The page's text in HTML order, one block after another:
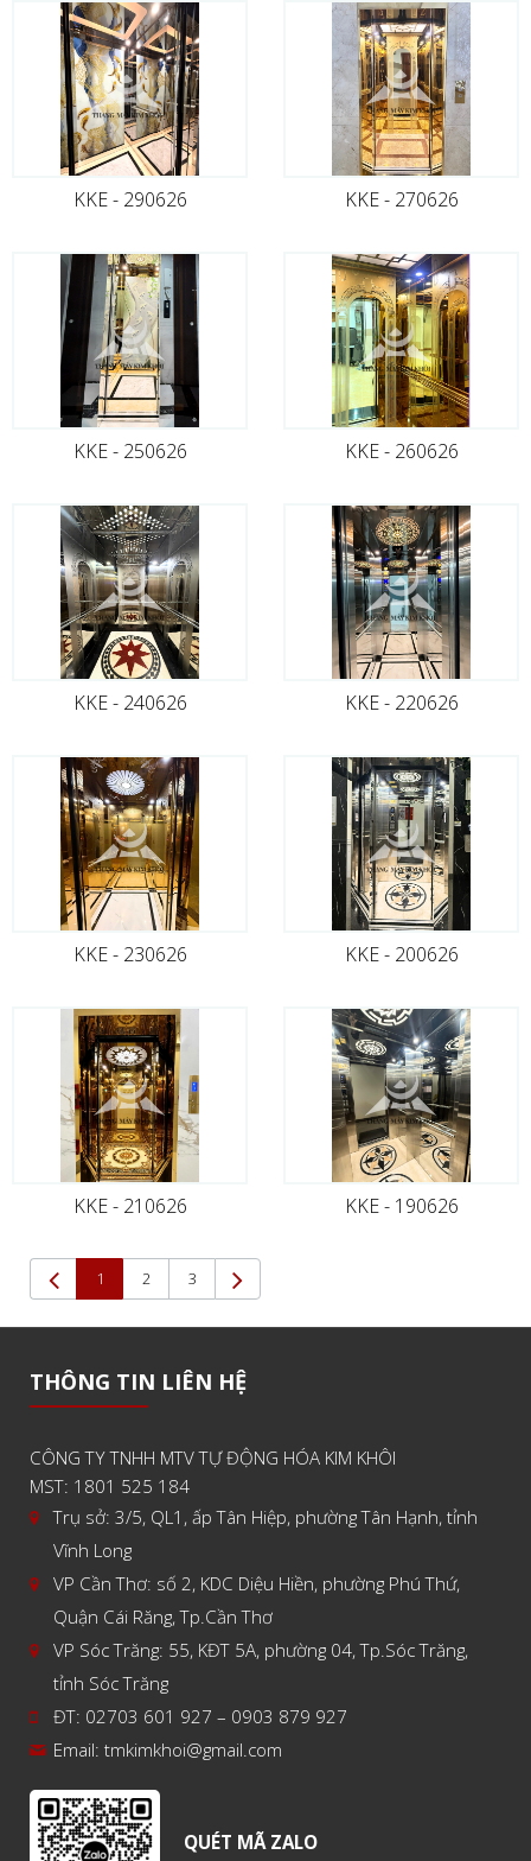
KKE - 290626 KKE - 270626
KKE - 250626 KKE - 260626
KKE - 240626 KKE - 220626
KKE - 230626 KKE - 200626
KKE - 210626 KKE - 190626
1 (current)
2 3
THÔNG TIN LIÊN HỆ
CÔNG TY TNHH MTV TỰ ĐỘNG HÓA KIM KHÔI
MST: 1801 525 184
Trụ sở: 3/5, QL1, ấp Tân Hiệp, phường Tân Hạnh, tỉnh
Vĩnh Long
VP Cần Thơ: số 2, KDC Diệu Hiền, phường Phú Thứ,
Quận Cái Răng, Tp.Cần Thơ
VP Sóc Trăng: 55, KĐT 5A, phường 04, Tp.Sóc Trăng,
tỉnh Sóc Trăng
ĐT: 02703 601 927 – 0903 879 927
Email: tmkimkhoi@gmail.com
QUÉT MÃ ZALO